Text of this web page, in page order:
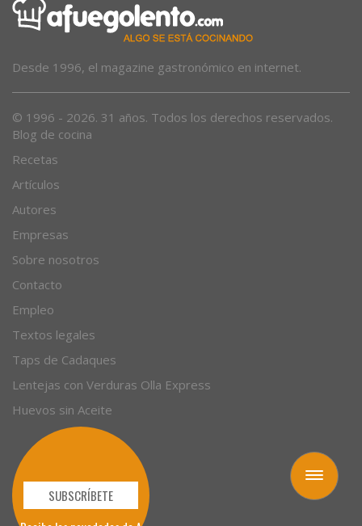
Toggle
navigation
Desde 1996, el magazine gastronómico en internet.
© 1996 - 2026. 31 años. Todos los derechos reservados.
Blog de cocina
Recetas
Artículos
Autores
Empresas
Sobre nosotros
Contacto
Empleo
Textos legales
Taps de Cadaques
Lentejas con Verduras Olla Express
Huevos sin Aceite
SUBSCRÍBETE